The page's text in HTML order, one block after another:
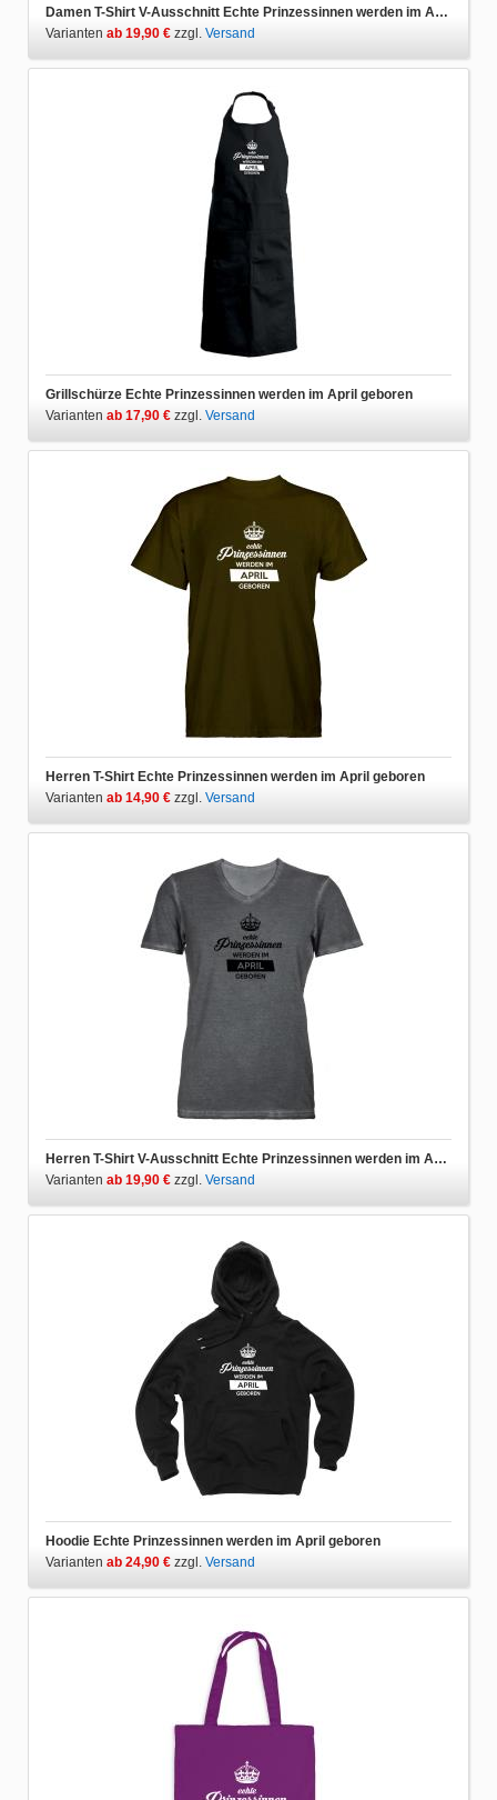
Damen T-Shirt V-Ausschnitt Echte Prinzessinnen werden im April geboren
Varianten ab 19,90 € zzgl. Versand
Grillschürze Echte Prinzessinnen werden im April geboren
Varianten ab 17,90 € zzgl. Versand
Herren T-Shirt Echte Prinzessinnen werden im April geboren
Varianten ab 14,90 € zzgl. Versand
Herren T-Shirt V-Ausschnitt Echte Prinzessinnen werden im April geboren
Varianten ab 19,90 € zzgl. Versand
Hoodie Echte Prinzessinnen werden im April geboren
Varianten ab 24,90 € zzgl. Versand